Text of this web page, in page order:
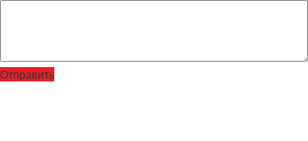
Отправить